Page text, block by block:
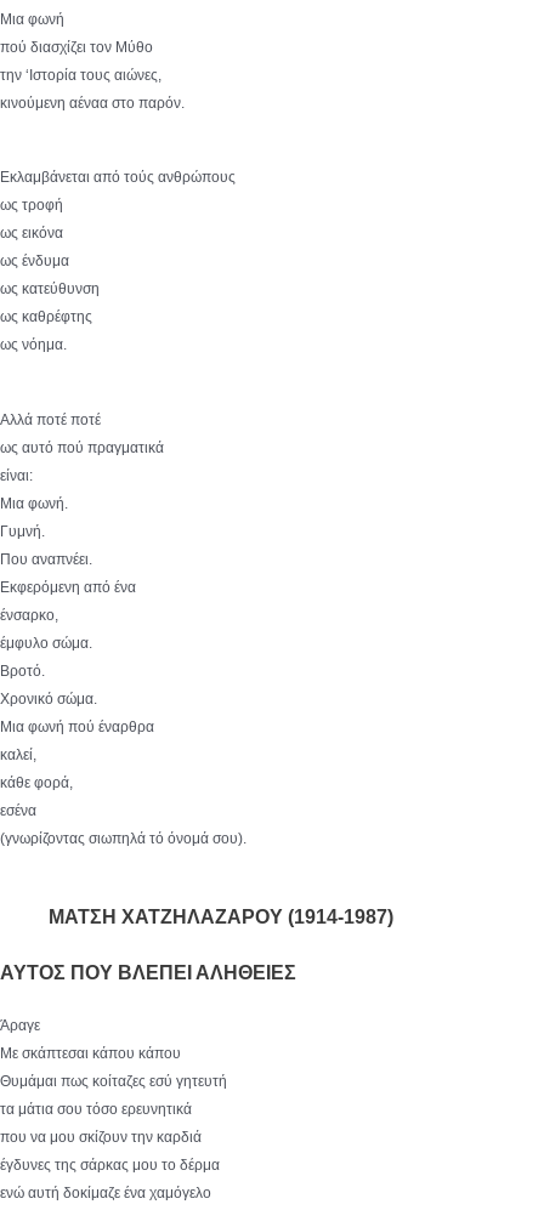
Μια φωνή
πού διασχίζει τον Μύθο
την ‘Ιστορία τους αιώνες,
κινούμενη αέναα στο παρόν.
Εκλαμβάνεται από τούς ανθρώπους
ως τροφή
ως εικόνα
ως ένδυμα
ως κατεύθυνση
ως καθρέφτης
ως νόημα.
Αλλά ποτέ ποτέ
ως αυτό πού πραγματικά
είναι:
Μια φωνή.
Γυμνή.
Που αναπνέει.
Εκφερόμενη από ένα
ένσαρκο,
έμφυλο σώμα.
Βροτό.
Χρονικό σώμα.
Μια φωνή πού έναρθρα
καλεί,
κάθε φορά,
εσένα
(γνωρίζοντας σιωπηλά τό όνομά σου).
ΜΑΤΣΗ ΧΑΤΖΗΛΑΖΑΡΟΥ (1914-1987)
ΑΥΤΟΣ ΠΟΥ ΒΛΕΠΕΙ ΑΛΗΘΕΙΕΣ
Άραγε
Με σκάπτεσαι κάπου κάπου
Θυμάμαι πως κοίταζες εσύ γητευτή
τα μάτια σου τόσο ερευνητικά
που να μου σκίζουν την καρδιά
έγδυνες της σάρκας μου το δέρμα
ενώ αυτή δοκίμαζε ένα χαμόγελο